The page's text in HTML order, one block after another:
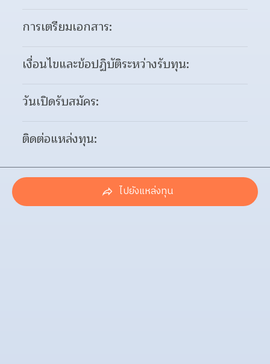
การเตรียมเอกสาร:
เงื่อนไขและข้อปฏิบัติระหว่างรับทุน:
วันเปิดรับสมัคร:
ติดต่อแหล่งทุน:
ไปยังแหล่งทุน